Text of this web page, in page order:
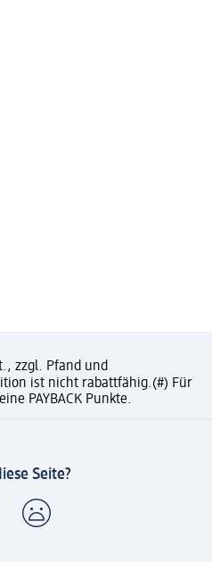
zzgl. Pfand und
ist nicht rabattfähig.(#) Für
PAYBACK Punkte.
Seite?